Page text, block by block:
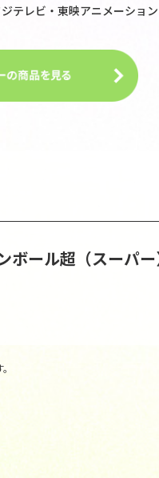
テレビ・東映アニメーション
ボール超（スーパ